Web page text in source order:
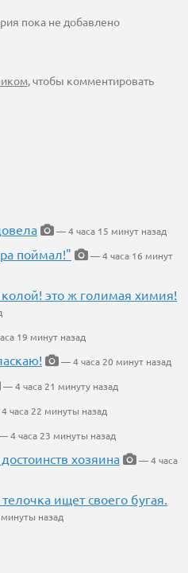
пока не добавлено
, чтобы комментировать
— 4 часа 15 минут назад
поймал!"
— 4 часа 16 минут
это ж голимая химия!
19 минут назад
— 4 часа 20 минут назад
— 4 часа 21 минуту назад
часа 22 минуты назад
4 часа 23 минуты назад
хозяина
— 4 часа
ищет своего бугая.
назад